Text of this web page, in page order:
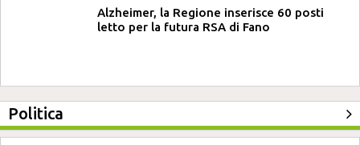
Alzheimer, la Regione inserisce 60 posti
letto per la futura RSA di Fano
Politica